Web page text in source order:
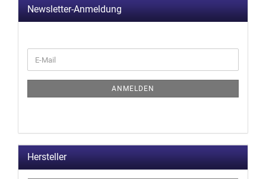
Newsletter-Anmeldung
ANMELDEN
Hersteller